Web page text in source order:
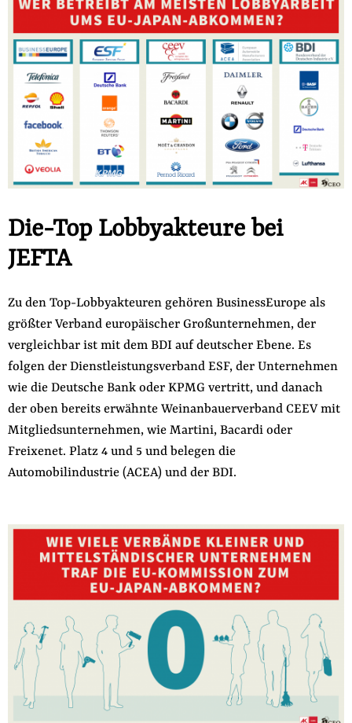
Die-Top Lobbyakteure bei
JEFTA
Zu den Top-Lobbyakteuren gehören BusinessEurope als
größter Verband europäischer Großunternehmen, der
vergleichbar ist mit dem BDI auf deutscher Ebene. Es
folgen der Dienstleistungsverband ESF, der Unternehmen
wie die Deutsche Bank oder KPMG vertritt, und danach
der oben bereits erwähnte Weinanbauerverband CEEV mit
Mitgliedsunternehmen, wie Martini, Bacardi oder
Freixenet. Platz 4 und 5 und belegen die
Automobilindustrie (ACEA) und der BDI.